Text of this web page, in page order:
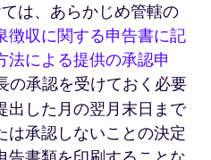
ン
の
キ
ー
ボ
ー
ド
は、あらかじめ管轄の
徴収に関する申告書に記
による提供の承認申
の承認を受けておく必要
出した月の翌月末日まで
は承認しないことの決定